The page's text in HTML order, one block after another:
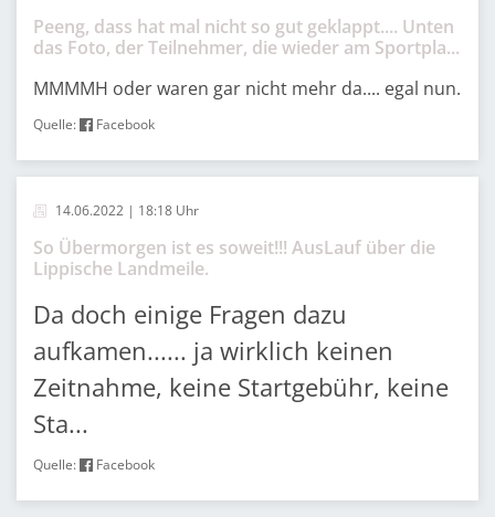
Peeng, dass hat mal nicht so gut geklappt.... Unten
das Foto, der Teilnehmer, die wieder am Sportpla...
MMMMH oder waren gar nicht mehr da.... egal nun.
Quelle: Facebook
14.06.2022 | 18:18 Uhr
So Übermorgen ist es soweit!!! AusLauf über die
Lippische Landmeile.
Da doch einige Fragen dazu
aufkamen...... ja wirklich keinen
Zeitnahme, keine Startgebühr, keine
Sta...
Quelle: Facebook